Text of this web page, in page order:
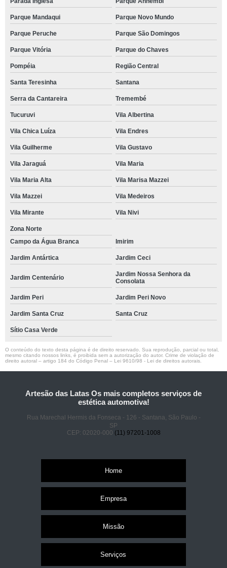
Parque Mandaqui Parque Novo Mundo
Parque Peruche Parque São Domingos
Parque Vitória Parque do Chaves
Pompéia Região Central
Santa Teresinha Santana
Serra da Cantareira Tremembé
Tucuruvi Vila Albertina
Vila Chica Luíza Vila Endres
Vila Guilherme Vila Gustavo
Vila Jaraguá Vila Maria
Vila Maria Alta Vila Marisa Mazzei
Vila Mazzei Vila Medeiros
Vila Mirante Vila Nivi
Zona Norte
Campo da Água Branca
Imirim
Jardim Antártica Jardim Ceci
Jardim Centenário
Jardim Nossa Senhora da
Consolata
Jardim Peri Jardim Peri Novo
Jardim Santa Cruz Santa Cruz
Sítio Casa Verde
O conteúdo do texto desta página é de direito reservado. Sua reprodução, parcial ou total,
mesmo citando nossos links, é proibida sem a autorização do autor. Crime de violação de
direito autoral – artigo 184 do Código Penal – Lei 9610/98 - Lei de direitos autorais
Artesão das Latas Os mais completos serviços de
estética automotiva!
Rua Marechal Hermis da Fonseca - 126 - Santana, São Paulo -
SP
CEP: 02020-000 (11) 97201-1008
Home
Empresa
Missão
Serviços